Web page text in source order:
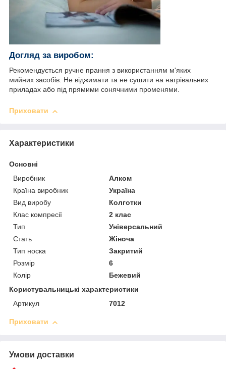
Догляд за виробом:
Рекомендується ручне прання з використанням м'яких
мийних засобів. Не віджимати та не сушити на нагрівальних
приладах або під прямими сонячними променями.
Приховати
Характеристики
Основні
Виробник
Алком
Країна виробник
Україна
Вид виробу
Колготки
Клас компресії
2 клас
Тип
Універсальний
Стать
Жіноча
Тип носка
Закритий
Розмір
6
Колір
Бежевий
Користувальницькі характеристики
Артикул
7012
Приховати
Умови доставки